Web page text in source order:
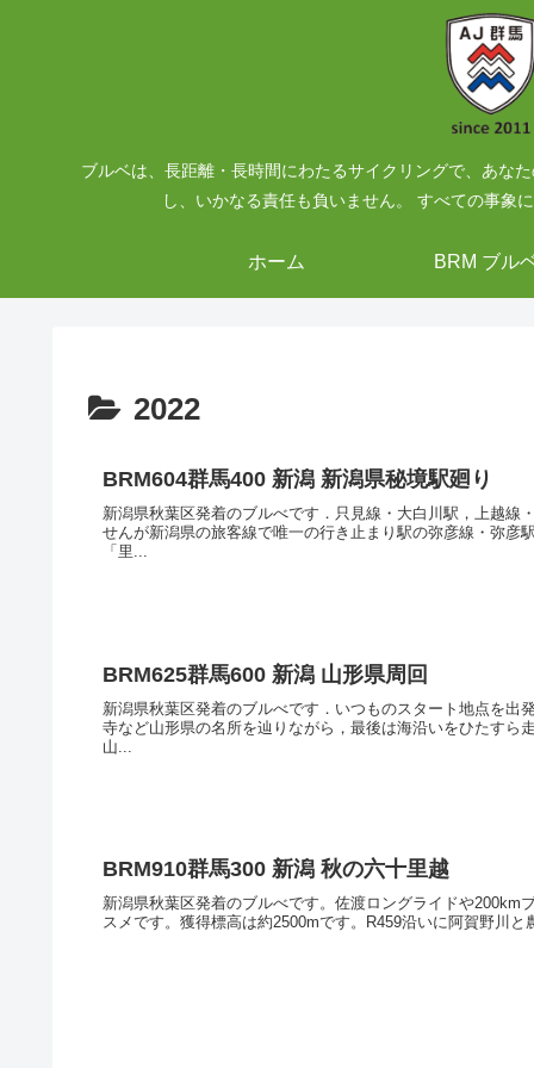
ブルベは、長距離・長時間にわたるサイクリングで、あな
し、いかなる責任も負いません。 すべての事象
ホーム BRM ブル
2022
BRM604群馬400 新潟 新潟県秘境駅廻り
新潟県秋葉区発着のブルべです．只見線・大白川駅，上越線
せんが新潟県の旅客線で唯一の行き止まり駅の弥彦線・弥彦
「里...
BRM625群馬600 新潟 山形県周回
新潟県秋葉区発着のブルべです．いつものスタート地点を出
寺など山形県の名所を辿りながら，最後は海沿いをひたすら
山...
BRM910群馬300 新潟 秋の六十里越
新潟県秋葉区発着のブルべです。佐渡ロングライドや200km
スメです。獲得標高は約2500mです。R459沿いに阿賀野川